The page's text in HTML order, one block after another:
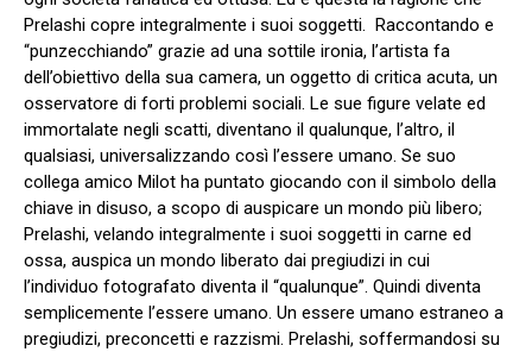
Prelashi copre integralmente i suoi soggetti. Raccontando e
“punzecchiando” grazie ad una sottile ironia, l’artista fa
dell’obiettivo della sua camera, un oggetto di critica acuta, un
osservatore di forti problemi sociali. Le sue figure velate ed
immortalate negli scatti, diventano il qualunque, l’altro, il
qualsiasi, universalizzando così l’essere umano. Se suo
collega amico Milot ha puntato giocando con il simbolo della
chiave in disuso, a scopo di auspicare un mondo più libero;
Prelashi, velando integralmente i suoi soggetti in carne ed
ossa, auspica un mondo liberato dai pregiudizi in cui
l’individuo fotografato diventa il “qualunque”. Quindi diventa
semplicemente l’essere umano. Un essere umano estraneo a
pregiudizi, preconcetti e razzismi. Prelashi, soffermandosi su